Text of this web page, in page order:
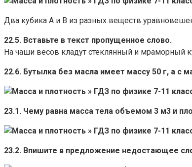
Два кубика А и В из разных веществ
22.5. Вставьте в текст пропущенное слово.
На чаши весов кладут стеклянный и мраморный
22.6. Бутылка без масла имеет массу 50 г, а с
23.1. Чему равна масса тела объемом 3 м3 и
23.2. Впишите в предложение недостающее